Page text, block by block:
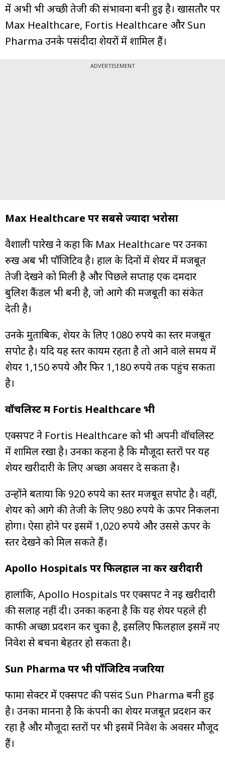
में अभी भी अच्छी तेजी की संभावना बनी हुई है। खासतौर पर
Max Healthcare, Fortis Healthcare और Sun
Pharma उनके पसंदीदा शेयरों में शामिल हैं।
ADVERTISEMENT
Max Healthcare पर सबसे ज्यादा भरोसा
वैशाली पारेख ने कहा कि Max Healthcare पर उनका
रुख अब भी पॉजिटिव है। हाल के दिनों में शेयर में मजबूत
तेजी देखने को मिली है और पिछले सप्ताह एक दमदार
बुलिश कैंडल भी बनी है, जो आगे की मजबूती का संकेत
देती है।
उनके मुताबिक, शेयर के लिए 1080 रुपये का स्तर मजबूत
सपोर्ट है। यदि यह स्तर कायम रहता है तो आने वाले समय में
शेयर 1,150 रुपये और फिर 1,180 रुपये तक पहुंच सकता
है।
वॉचलिस्ट में Fortis Healthcare भी
एक्सपर्ट ने Fortis Healthcare को भी अपनी वॉचलिस्ट
में शामिल रखा है। उनका कहना है कि मौजूदा स्तरों पर यह
शेयर खरीदारी के लिए अच्छा अवसर दे सकता है।
उन्होंने बताया कि 920 रुपये का स्तर मजबूत सपोर्ट है। वहीं,
शेयर को आगे की तेजी के लिए 980 रुपये के ऊपर निकलना
होगा। ऐसा होने पर इसमें 1,020 रुपये और उससे ऊपर के
स्तर देखने को मिल सकते हैं।
Apollo Hospitals पर फिलहाल ना करें खरीदारी
हालांकि, Apollo Hospitals पर एक्सपर्ट ने नई खरीदारी
की सलाह नहीं दी। उनका कहना है कि यह शेयर पहले ही
काफी अच्छा प्रदर्शन कर चुका है, इसलिए फिलहाल इसमें नए
निवेश से बचना बेहतर हो सकता है।
Sun Pharma पर भी पॉजिटिव नजरिया
फार्मा सेक्टर में एक्सपर्ट की पसंद Sun Pharma बनी हुई
है। उनका मानना है कि कंपनी का शेयर मजबूत प्रदर्शन कर
रहा है और मौजूदा स्तरों पर भी इसमें निवेश के अवसर मौजूद
हैं।